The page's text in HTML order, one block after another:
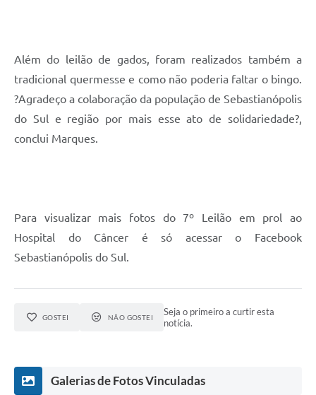
Além do leilão de gados, foram realizados também a
tradicional quermesse e como não poderia faltar o bingo.
?Agradeço a colaboração da população de Sebastianópolis
do Sul e região por mais esse ato de solidariedade?,
conclui Marques.
Para visualizar mais fotos do 7º Leilão em prol ao
Hospital do Câncer é só acessar o Facebook
Sebastianópolis do Sul.
GOSTEI NÃO GOSTEI
Seja o primeiro a curtir esta
notícia.
Galerias de Fotos Vinculadas